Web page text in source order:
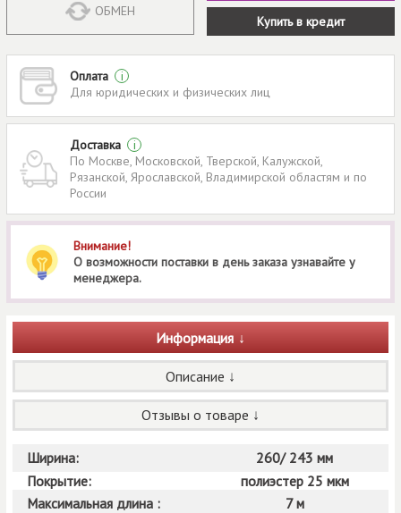
ОБМЕН
Купить в кредит
Оплата
i
Для юридических и физических лиц
Доставка
i
По Москве, Московской, Тверской, Калужской,
Рязанской, Ярославской, Владимирской областям и по
России
Внимание!
О возможности поставки в день заказа узнавайте у
менеджера.
Информация
Описание
Отзывы о товаре
Ширина:
260/ 243 мм
Покрытие:
полиэстер 25 мкм
Максимальная длина :
7 м